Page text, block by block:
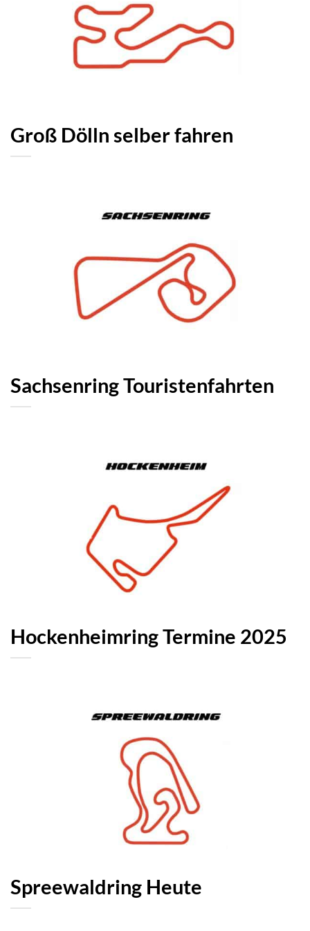
Groß Dölln selber fahren
Sachsenring Touristenfahrten
Hockenheimring Termine 2025
Spreewaldring Heute